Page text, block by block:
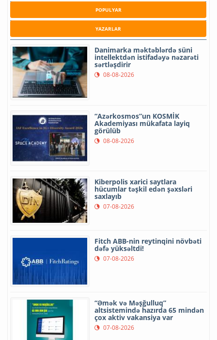
POPULYAR
YAZARLAR
Danimarka məktəblərdə süni
intellektdən istifadəyə nəzarəti
sərtləşdirir
08-08-2026
“Azərkosmos”un KOSMİK
Akademiyası mükafata layiq
görülüb
08-08-2026
Kiberpolis xarici saytlara
hücumlar təşkil edən şəxsləri
saxlayıb
07-08-2026
Fitch ABB-nin reytinqini növbəti
dəfə yüksəltdi!
07-08-2026
“Əmək və Məşğulluq”
altsistemində hazırda 65 mindən
çox aktiv vakansiya var
07-08-2026